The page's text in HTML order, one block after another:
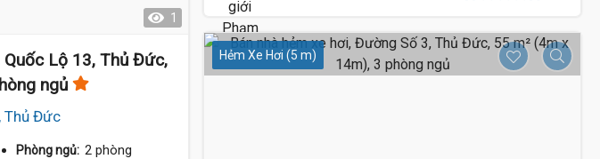
1
Quốc Lộ 13, Thủ Đức,
ngủ
Thủ Đức
Phòng ngủ: 2 phòng
Hẻm Xe Hơi (5 m)